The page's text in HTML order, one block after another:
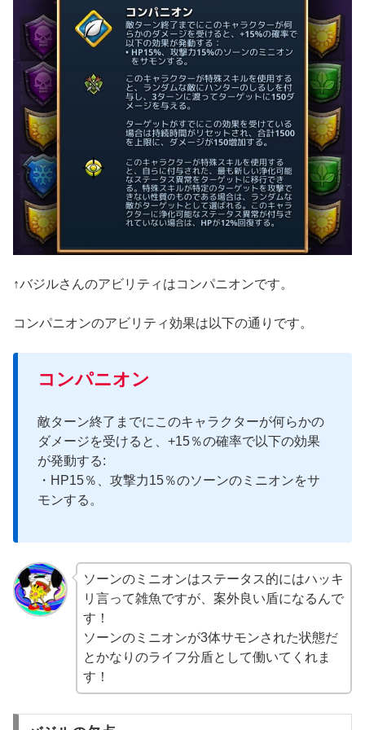
↑バジルさんのアビリティはコンパニオンです。
コンパニオンのアビリティ効果は以下の通りです。
コンパニオン
敵ターン終了までにこのキャラクターが何らかの
ダメージを受けると、+15％の確率で以下の効果
が発動する:
・HP15％、攻撃力15％のソーンのミニオンをサ
モンする。
ソーンのミニオンはステータス的にはハッキ
リ言って雑魚ですが、案外良い盾になるんで
す！
ソーンのミニオンが3体サモンされた状態だ
とかなりのライフ分盾として働いてくれま
す！